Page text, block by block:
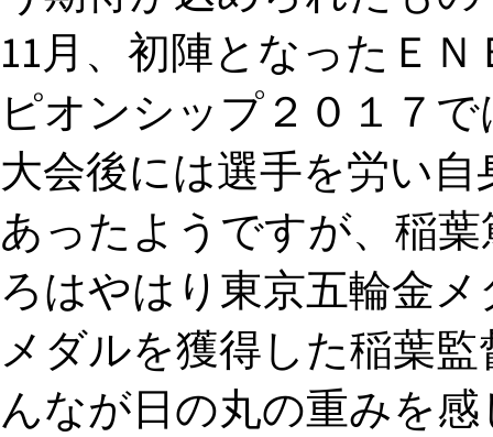
11月、初陣となったＥ
ピオンシップ２０１７
大会後には選手を労い
あったようですが、稲
ろはやはり東京五輪金
メダルを獲得した稲葉
んなが日の丸の重みを